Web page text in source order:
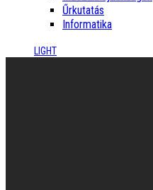
Űrkutatás
Informatika
LIGHT